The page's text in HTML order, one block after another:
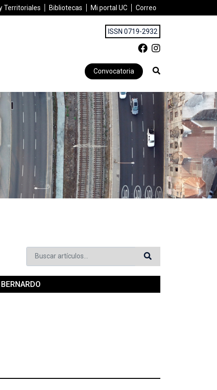
Territoriales Bibliotecas Mi portal UC Correo
ISSN 0719-2932
Convocatoria